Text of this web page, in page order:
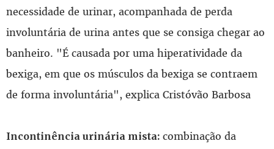
necessidade de urinar, acompanhada de perda
involuntária de urina antes que se consiga chegar ao
banheiro. "É causada por uma hiperatividade da
bexiga, em que os músculos da bexiga se contraem
de forma involuntária", explica Cristóvão Barbosa
Incontinência urinária mista: combinação da